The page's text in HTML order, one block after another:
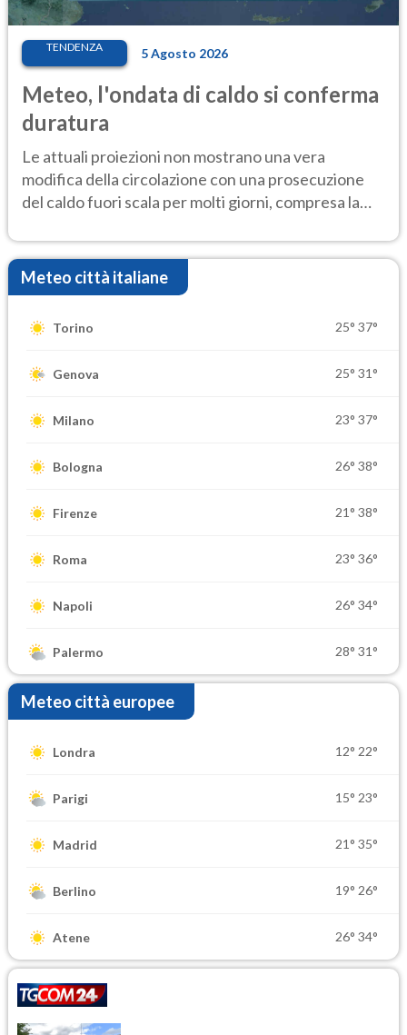
TENDENZA 5 Agosto 2026
Meteo, l'ondata di caldo si conferma
duratura
Le attuali proiezioni non mostrano una vera
modifica della circolazione con una prosecuzione
del caldo fuori scala per molti giorni, compresa la
Meteo città italiane
Torino 25° 37°
Genova 25° 31°
Milano 23° 37°
Bologna 26° 38°
Firenze 21° 38°
Roma 23° 36°
Napoli 26° 34°
Palermo 28° 31°
Meteo città europee
Londra 12° 22°
Parigi 15° 23°
Madrid 21° 35°
Berlino 19° 26°
Atene 26° 34°